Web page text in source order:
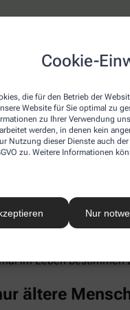
Cookie-
die für den Betrieb der
Website für Sie optimal zu
zu Ihrer Verwendung
werden, in denen kein
Nutzung dieser Dienste auch
zu. Weitere Informationen
Nur
erhöhten
wähnt sich oft in
die Blutfettwerte in die
chronischer Stress,
Baby-Pille
Punkt 4). Als großer
Cholesterin im
kann sich in der
unter anderem mit
im Blut
gesunden
im Leben bestimmen
ältere